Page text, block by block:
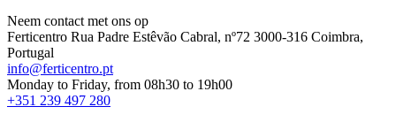
Neem contact met ons op
Ferticentro Rua Padre Estêvão Cabral, nº72 3000-316 Coimbra,
Portugal
info@ferticentro.pt
Monday to Friday, from 08h30 to 19h00
+351 239 497 280